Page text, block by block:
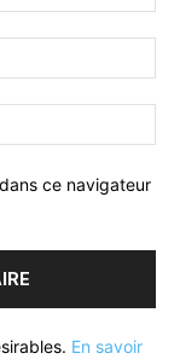
ce navigateur
En savoir